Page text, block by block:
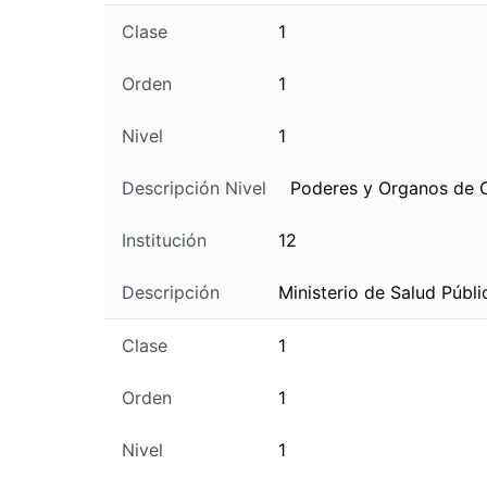
Clase 1
Orden 1
Nivel 1
Descripción Nivel Poderes y Organos de
Institución 12
Descripción Ministerio de Salud
Clase 1
Orden 1
Nivel 1